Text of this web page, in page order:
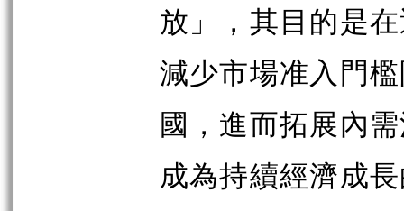
放」，其目的是
減少市場准入門
國，進而拓展內
成為持續經濟成